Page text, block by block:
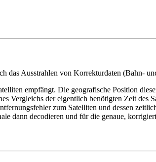
Ausstrahlen von Korrekturdaten (Bahn-
empfängt. Die geografische Position
der eigentlich benötigten Zeit des
zum Satelliten und dessen
dann decodieren und für die genaue,